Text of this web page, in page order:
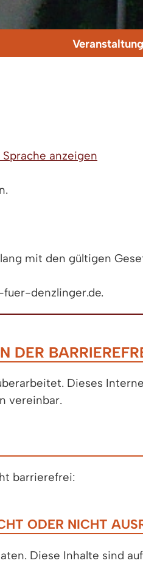
anzeigen
mit den gültigen
denzlinger.de.
DER
Dieses
vereinbar.
barrierefrei:
ODER NICHT
Diese Inhalte sind